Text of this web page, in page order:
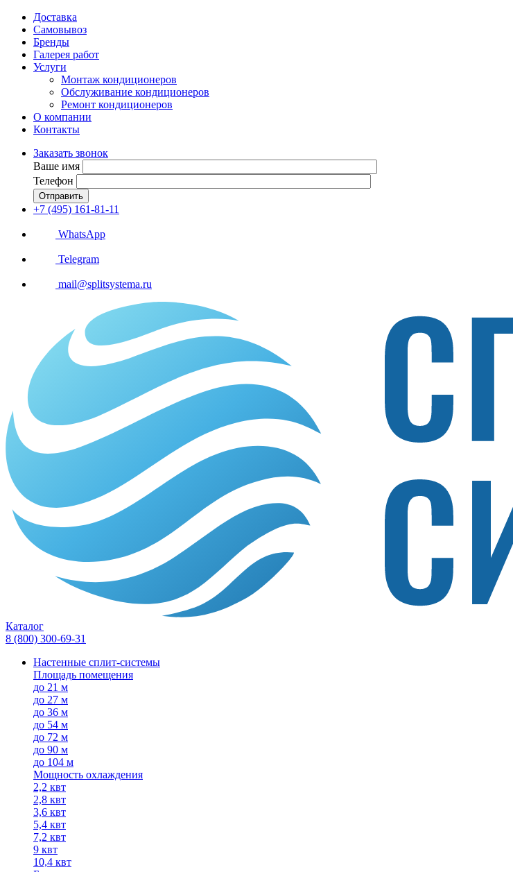
Доставка
Самовывоз
Бренды
Галерея работ
Услуги
Монтаж кондиционеров
Обслуживание кондиционеров
Ремонт кондиционеров
О компании
Контакты
Заказать звонок
Ваше имя
Телефон
Отправить
+7 (495) 161-81-11
WhatsApp
Telegram
mail@splitsystema.ru
Каталог
8 (800) 300-69-31
Настенные сплит-системы
Площадь помещения
до 21 м
до 27 м
до 36 м
до 54 м
до 72 м
до 90 м
до 104 м
Мощность охлаждения
2,2 квт
2,8 квт
3,6 квт
5,4 квт
7,2 квт
9 квт
10,4 квт